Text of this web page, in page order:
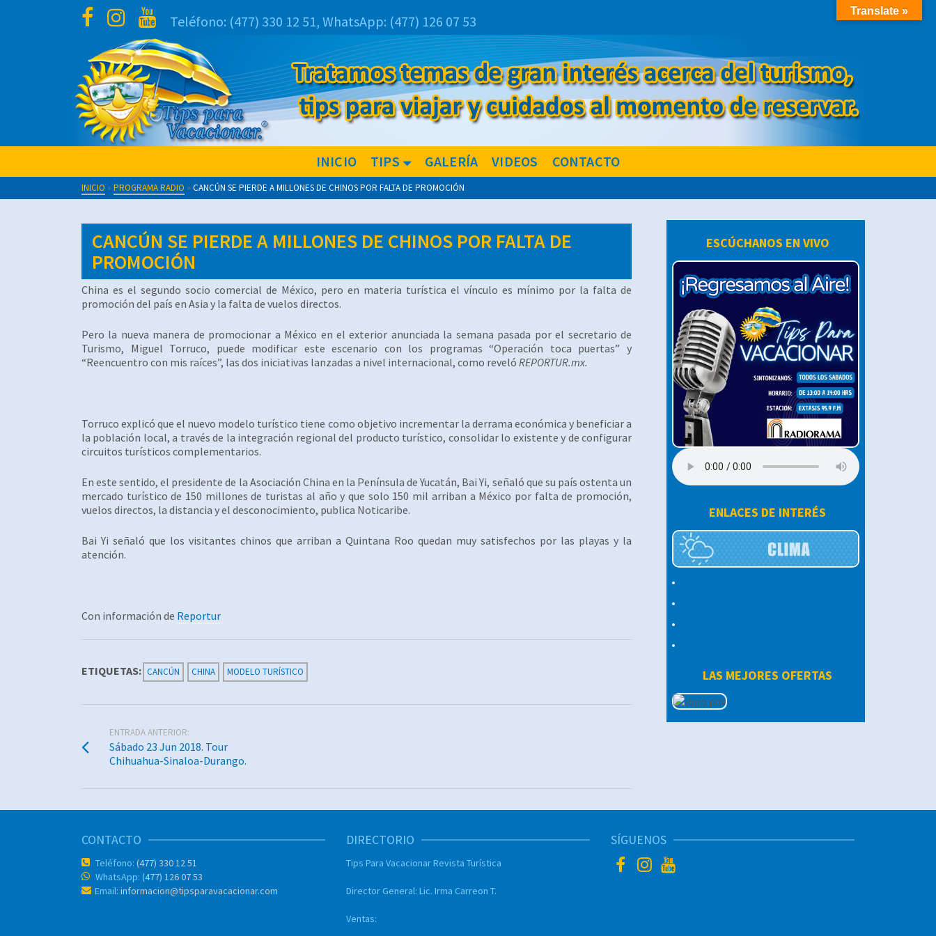
Teléfono: (477) 330 12 51, WhatsApp: (477) 126 07 53
INICIO TIPS GALERÍA VIDEOS CONTACTO
INICIO » PROGRAMA RADIO » CANCÚN SE PIERDE A MILLONES DE CHINOS POR FALTA DE PROMOCIÓN
CANCÚN SE PIERDE A MILLONES DE CHINOS POR FALTA DE
PROMOCIÓN
China es el segundo socio comercial de México, pero en materia turística el vínculo es mínimo por la falta de
promoción del país en Asia y la falta de vuelos directos.
Pero la nueva manera de promocionar a México en el exterior anunciada la semana pasada por el secretario de
Turismo, Miguel Torruco, puede modificar este escenario con los programas “Operación toca puertas” y
“Reencuentro con mis raíces”, las dos iniciativas lanzadas a nivel internacional, como reveló REPORTUR.mx.
Torruco explicó que el nuevo modelo turístico tiene como objetivo incrementar la derrama económica y beneficiar a
la población local, a través de la integración regional del producto turístico, consolidar lo existente y de configurar
circuitos turísticos complementarios.
En este sentido, el presidente de la Asociación China en la Península de Yucatán, Bai Yi, señaló que su país ostenta un
mercado turístico de 150 millones de turistas al año y que solo 150 mil arriban a México por falta de promoción,
vuelos directos, la distancia y el desconocimiento, publica Noticaribe.
Bai Yi señaló que los visitantes chinos que arriban a Quintana Roo quedan muy satisfechos por las playas y la
atención.
Con información de Reportur
ETIQUETAS: CANCÚN CHINA MODELO TURÍSTICO
ENTRADA ANTERIOR:
Sábado 23 Jun 2018. Tour
Chihuahua-Sinaloa-Durango.
ESCÚCHANOS EN VIVO
ENLACES DE INTERÉS
LAS MEJORES OFERTAS
CONTACTO
Teléfono: (477) 330 12 51
WhatsApp: (477) 126 07 53
Email: informacion@tipsparavacacionar.com
DIRECTORIO
Tips Para VacacionarRevista Turística
Director General: Lic. Irma Carreon T.
Ventas:
SÍGUENOS
Translate »